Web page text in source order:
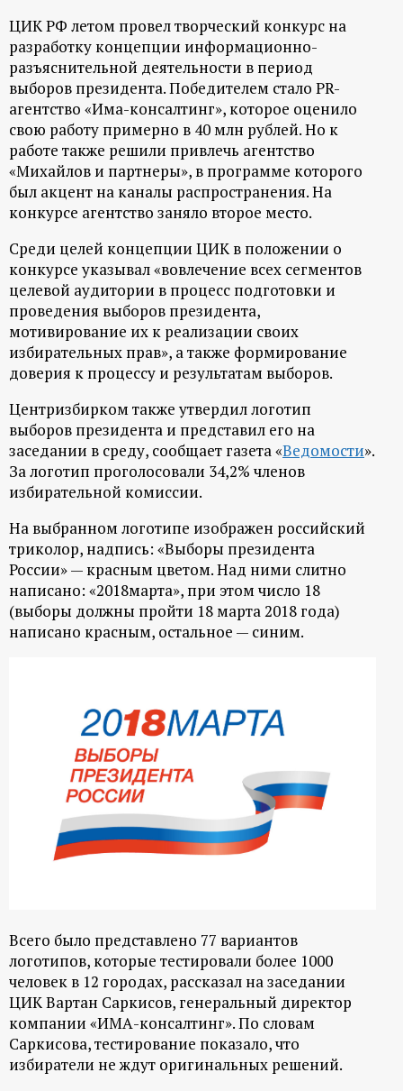
ЦИК РФ летом провел творческий конкурс на
разработку концепции информационно-
разъяснительной деятельности в период
выборов президента. Победителем стало PR-
агентство «Има-консалтинг», которое оценило
свою работу примерно в 40 млн рублей. Но к
работе также решили привлечь агентство
«Михайлов и партнеры», в программе которого
был акцент на каналы распространения. На
конкурсе агентство заняло второе место.
Среди целей концепции ЦИК в положении о
конкурсе указывал «вовлечение всех сегментов
целевой аудитории в процесс подготовки и
проведения выборов президента,
мотивирование их к реализации своих
избирательных прав», а также формирование
доверия к процессу и результатам выборов.
Центризбирком также утвердил логотип
выборов президента и представил его на
заседании в среду, сообщает газета «Ведомости».
За логотип проголосовали 34,2% членов
избирательной комиссии.
На выбранном логотипе изображен российский
триколор, надпись: «Выборы президента
России» — красным цветом. Над ними слитно
написано: «2018марта», при этом число 18
(выборы должны пройти 18 марта 2018 года)
написано красным, остальное — синим.
Всего было представлено 77 вариантов
логотипов, которые тестировали более 1000
человек в 12 городах, рассказал на заседании
ЦИК Вартан Саркисов, генеральный директор
компании «ИМА-консалтинг». По словам
Саркисова, тестирование показало, что
избиратели не ждут оригинальных решений.